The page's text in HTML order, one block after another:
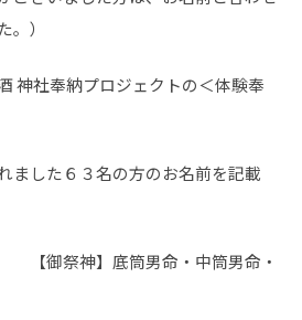
）
神社奉納プロジェクトの＜体験奉
ました６３名の方のお名前を記載
御祭神】底筒男命・中筒男命・